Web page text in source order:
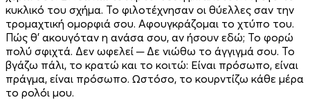
κυκλικό του σχήμα. Το φιλοτέχνησαν οι θύελλες σαν την
τρομαχτική ομορφιά σου. Αφουγκράζομαι το χτύπο του.
Πώς θ’ ακουγόταν η ανάσα σου, αν ήσουν εδώ; Το φορώ
πολύ σφιχτά. Δεν ωφελεί ─ Δε νιώθω το άγγιγμά σου. Το
βγάζω πάλι, το κρατώ και το κοιτώ: Είναι πρόσωπο, είναι
πράγμα, είναι πρόσωπο. Ωστόσο, το κουρντίζω κάθε μέρα
το ρολόι μου.